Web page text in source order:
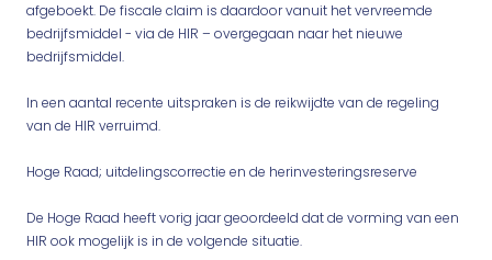
afgeboekt. De fiscale claim is daardoor vanuit het vervreemde
bedrijfsmiddel - via de HIR – overgegaan naar het nieuwe
bedrijfsmiddel.
In een aantal recente uitspraken is de reikwijdte van de regeling
van de HIR verruimd.
Hoge Raad; uitdelingscorrectie en de herinvesteringsreserve
De Hoge Raad heeft vorig jaar geoordeeld dat de vorming van een
HIR ook mogelijk is in de volgende situatie.